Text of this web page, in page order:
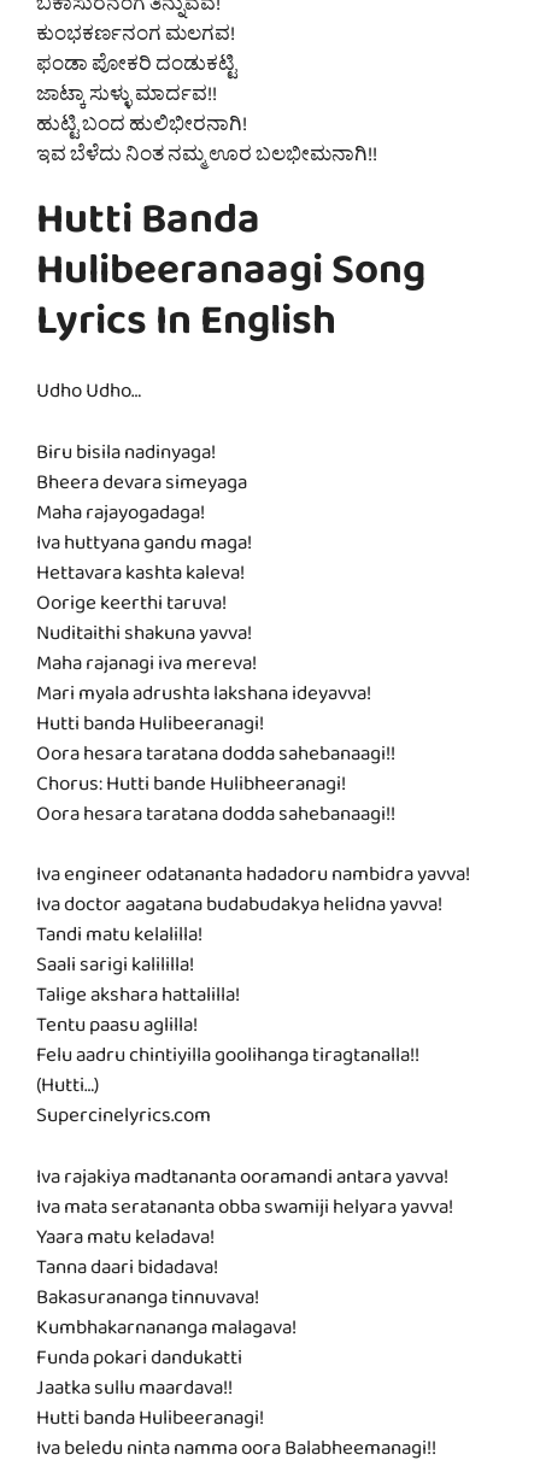
ಕುಂಭಕರ್ಣನಂಗ ಮಲಗವ!
ಫಂಡಾ ಪೋಕರಿ ದಂಡುಕಟ್ಟಿ
ಜಾಟ್ಕಾ ಸುಳ್ಳು ಮಾರ್ದವ!!
ಹುಟ್ಟಿ ಬಂದ ಹುಲಿಭೀರನಾಗಿ!
ಇವ ಬೆಳೆದು ನಿಂತ ನಮ್ಮ ಊರ ಬಲಭೀಮನಾಗಿ!!
Hutti Banda
Hulibeeranaagi Song
Lyrics In English
Udho Udho…
Biru bisila nadinyaga!
Bheera devara simeyaga
Maha rajayogadaga!
Iva huttyana gandu maga!
Hettavara kashta kaleva!
Oorige keerthi taruva!
Nuditaithi shakuna yavva!
Maha rajanagi iva mereva!
Mari myala adrushta lakshana ideyavva!
Hutti banda Hulibeeranagi!
Oora hesara taratana dodda sahebanaagi!!
Chorus: Hutti bande Hulibheeranagi!
Oora hesara taratana dodda sahebanaagi!!
Iva engineer odatananta hadadoru nambidra yavva!
Iva doctor aagatana budabudakya helidna yavva!
Tandi matu kelalilla!
Saali sarigi kalililla!
Talige akshara hattalilla!
Tentu paasu aglilla!
Felu aadru chintiyilla goolihanga tiragtanalla!!
(Hutti…)
Supercinelyrics.com
Iva rajakiya madtananta ooramandi antara yavva!
Iva mata seratananta obba swamiji helyara yavva!
Yaara matu keladava!
Tanna daari bidadava!
Bakasurananga tinnuvava!
Kumbhakarnananga malagava!
Funda pokari dandukatti
Jaatka sullu maardava!!
Hutti banda Hulibeeranagi!
Iva beledu ninta namma oora Balabheemanagi!!